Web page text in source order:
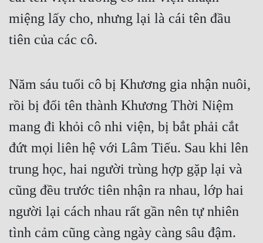
miệng lấy cho, nhưng lại là cái tên đầu
tiên của các cô.
Năm sáu tuổi cô bị Khương gia nhận nuôi,
rồi bị đổi tên thành Khương Thời Niệm
mang đi khỏi cô nhi viện, bị bắt phải cắt
đứt mọi liên hệ với Lâm Tiếu. Sau khi lên
trung học, hai người trùng hợp gặp lại và
cũng đều trước tiên nhận ra nhau, lớp hai
người lại cách nhau rất gần nên tự nhiên
tình cảm cũng càng ngày càng sâu đậm.